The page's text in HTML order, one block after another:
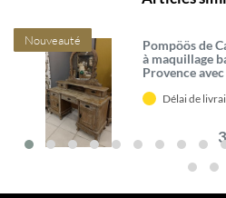
Nouveauté
Pompöös de
à maquillage
Provence
Délai de